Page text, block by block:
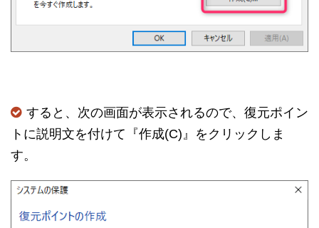
すると、次の画面が表示されるので、復元ポイン
トに説明文を付けて『作成(C)』をクリックしま
す。